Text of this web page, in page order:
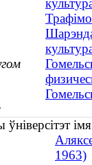
ўніверсітэт
1963)